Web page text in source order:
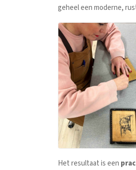
geheel een moderne,
Het resultaat is een